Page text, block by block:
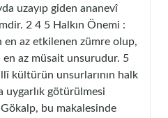
uzayıp giden ananevî
2 4 5 Halkın Önemi :
en az etkilenen zümre olup,
en az müsait unsurudur. 5
kültürün unsurlarının halk
uygarlık götürülmesi
bu makalesinde